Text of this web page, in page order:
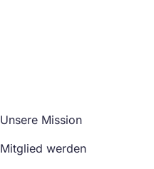
Unsere Mission
Mitglied werden